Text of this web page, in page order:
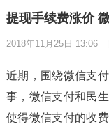
提现手续费涨价
2018年11月25日 13:06
近期，围绕微信支
事，微信支付和民
使得微信支付的收